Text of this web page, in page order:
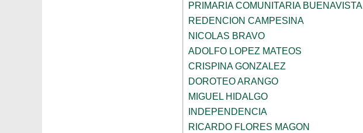
PRIMARIA COMUNITARIA BUENAVISTA
REDENCION CAMPESINA
NICOLAS BRAVO
ADOLFO LOPEZ MATEOS
CRISPINA GONZALEZ
DOROTEO ARANGO
MIGUEL HIDALGO
INDEPENDENCIA
RICARDO FLORES MAGON